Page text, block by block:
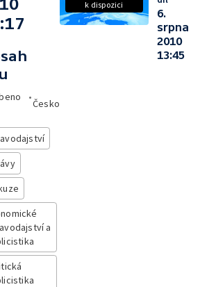
•
Česko
a
k dispozici
6.
srpna
2010
13:45